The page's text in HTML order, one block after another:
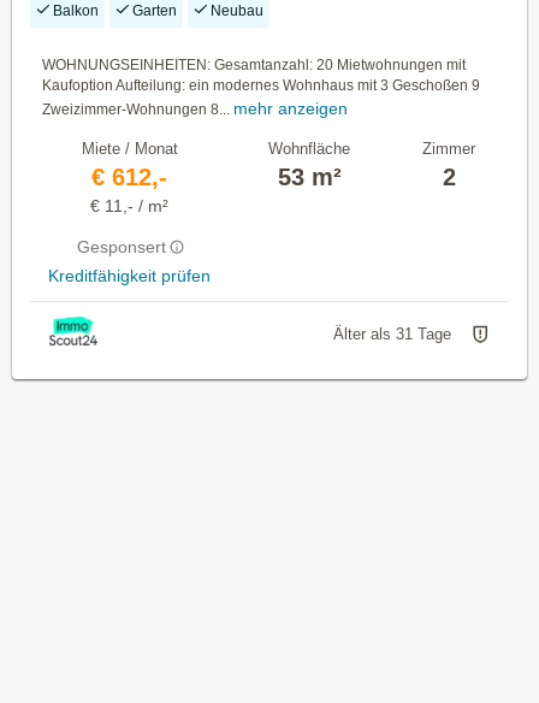
Balkon Garten Neubau
WOHNUNGSEINHEITEN: Gesamtanzahl: 20 Mietwohnungen mit
Kaufoption Aufteilung: ein modernes Wohnhaus mit 3 Geschoßen 9
Zweizimmer-Wohnungen 8...
mehr anzeigen
Miete / Monat
€ 612,-
€ 11,- / m²
Gesponsert
Kreditfähigkeit prüfen
Wohnfläche
53 m²
Zimmer
2
Älter als 31 Tage